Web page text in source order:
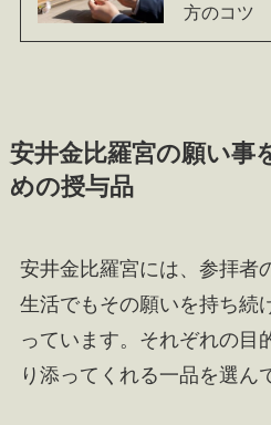
方のコツ
安井金比羅宮の願い事
めの授与品
安井金比羅宮には、参拝者
生活でもその願いを持ち続
っています。それぞれの目
り添ってくれる一品を選ん